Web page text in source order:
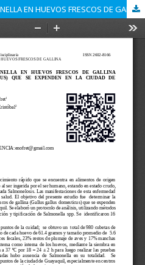
DETERMINACIÓN DE SALMONELLA EN HUEVOS FRESCOS DE GALLINA (GALLUS GALLUS DOMESTICUS) QUE SE EXPENDEN EN LA CIUDAD DE GUAYAQUIL